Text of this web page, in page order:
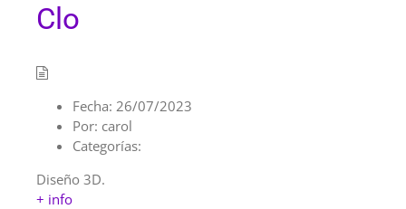
Clo
Fecha: 26/07/2023
Por: carol
Categorías:
Diseño 3D.
+ info